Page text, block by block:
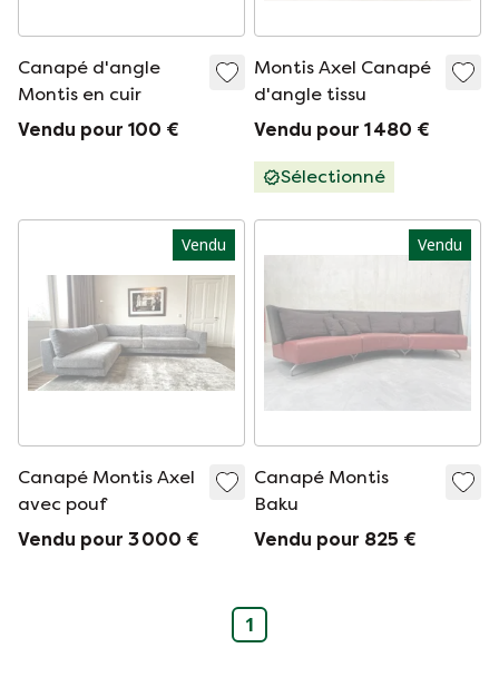
Canapé d'angle
Montis en cuir
Vendu pour 100 €
Montis Axel Canapé
d'angle tissu
Vendu pour 1 480 €
Sélectionné
Vendu
Canapé Montis Axel
avec pouf
Vendu pour 3 000 €
Vendu
Canapé Montis
Baku
Vendu pour 825 €
1